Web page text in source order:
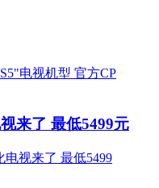
来了 最低5499元